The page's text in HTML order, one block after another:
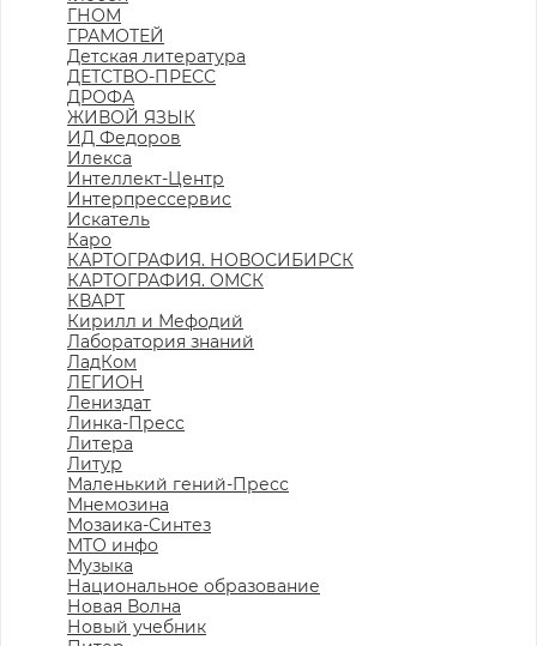
ГНОМ
ГРАМОТЕЙ
Детская литература
ДЕТСТВО-ПРЕСС
ДРОФА
ЖИВОЙ ЯЗЫК
ИД Федоров
Илекса
Интеллект-Центр
Интерпрессервис
Искатель
Каро
КАРТОГРАФИЯ. НОВОСИБИРСК
КАРТОГРАФИЯ. ОМСК
КВАРТ
Кирилл и Мефодий
Лаборатория знаний
ЛадКом
ЛЕГИОН
Лениздат
Линка-Пресс
Литера
Литур
Маленький гений-Пресс
Мнемозина
Мозаика-Синтез
МТО инфо
Музыка
Национальное образование
Новая Волна
Новый учебник